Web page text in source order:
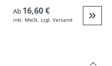
zur Detail
Ab 16,60 €
inkl. MwSt. zzgl. Versand